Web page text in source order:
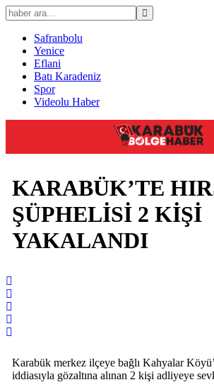
Safranbolu
Yenice
Eflani
Batı Karadeniz
Spor
Videolu Haber
KARABÜK’TE
ŞÜPHELİSİ 2 KİŞİ
YAKALANDI
Karabük merkez ilçeye bağlı Kahyalar
iddiasıyla gözaltına alınan 2 kişi adliyeye